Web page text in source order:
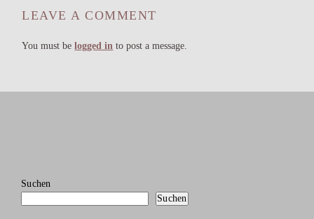
LEAVE A COMMENT
You must belogged in to post a message.
Suchen
Suchen